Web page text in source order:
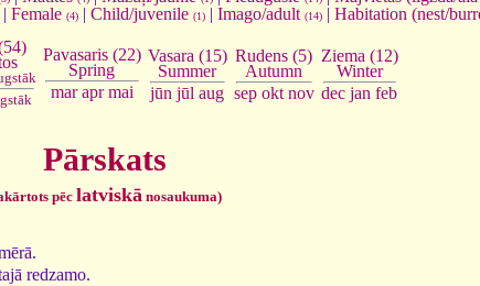
| Female (4) | Child/juvenile (1) | Imago/adult (14) | Habitation (nest/
Pavasaris (22)
Spring
mar apr mai
Vasara (15)
Summer
jūn jūl aug
Rudens (5)
Autumn
sep okt nov
Ziema (12)
Winter
dec jan feb
Pārskats
pēc latviskā nosaukuma)
redzamo.